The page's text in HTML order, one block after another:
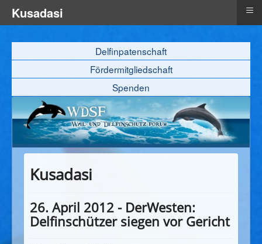
Delfinpatenschaft
Fördermitgliedschaft
Spenden
Kusadasi
26. April 2012 - DerWesten:
Delfinschützer siegen vor Gericht
Kusadasi ≡